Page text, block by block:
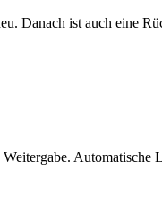
Danach ist auch eine
Automatische